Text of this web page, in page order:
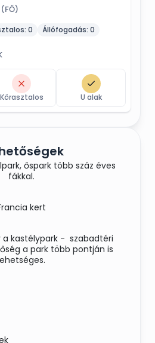
(FŐ)
0 Állófogadás: 0
Körasztalos U alak
őspark több száz éves
fákkal.
kert
a kastélypark - szabadtéri
a park több pontján is